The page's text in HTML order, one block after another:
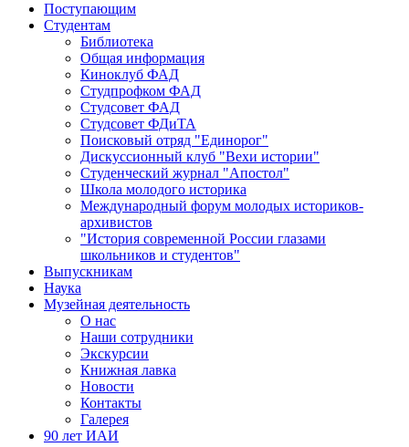
Поступающим
Студентам
Библиотека
Общая информация
Киноклуб ФАД
Студпрофком ФАД
Студсовет ФАД
Студсовет ФДиТА
Поисковый отряд "Единорог"
Дискуссионный клуб "Вехи истории"
Студенческий журнал "Апостол"
Школа молодого историка
Международный форум молодых историков-
архивистов
"История современной России глазами
школьников и студентов"
Выпускникам
Наука
Музейная деятельность
О нас
Наши сотрудники
Экскурсии
Книжная лавка
Новости
Контакты
Галерея
90 лет ИАИ